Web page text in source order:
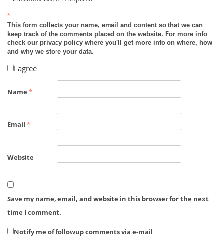
*
This form collects your name, email and content so that we can
keep track of the comments placed on the website. For more info
check our privacy policy where you'll get more info on where, how
and why we store your data.
I agree
Name *
Email *
Website
Save my name, email, and website in this browser for the next
time I comment.
Notify me of followup comments via e-mail